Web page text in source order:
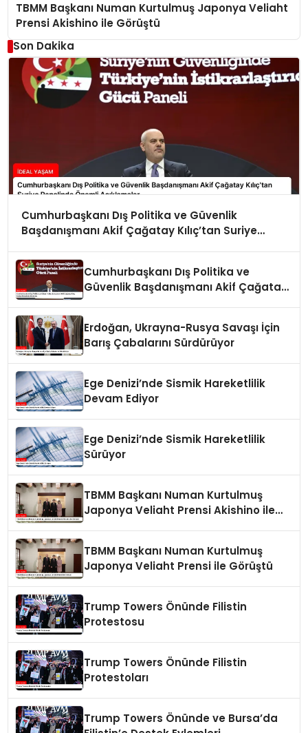
TBMM Başkanı Numan Kurtulmuş Japonya Veliaht
Prensi Akishino ile Görüştü
Son Dakika
Cumhurbaşkanı Dış Politika ve Güvenlik
Başdanışmanı Akif Çağatay Kılıç’tan Suriye
Cumhurbaşkanı Dış Politika ve
Güvenlik Başdanışmanı Akif Çağatay
Erdoğan, Ukrayna-Rusya Savaşı İçin
Barış Çabalarını Sürdürüyor
Ege Denizi’nde Sismik Hareketlilik
Devam Ediyor
Ege Denizi’nde Sismik Hareketlilik
Sürüyor
TBMM Başkanı Numan Kurtulmuş
Japonya Veliaht Prensi Akishino ile
TBMM Başkanı Numan Kurtulmuş
Japonya Veliaht Prensi ile Görüştü
Trump Towers Önünde Filistin
Protestosu
Trump Towers Önünde Filistin
Protestoları
Trump Towers Önünde ve Bursa’da